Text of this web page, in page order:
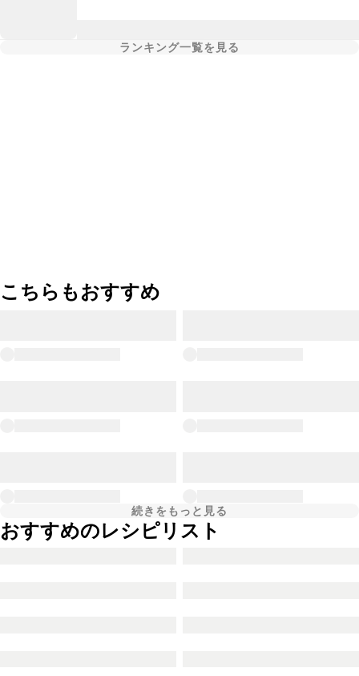
ランキング一覧を見る
こちらもおすすめ
続きをもっと見る
おすすめのレシピリスト